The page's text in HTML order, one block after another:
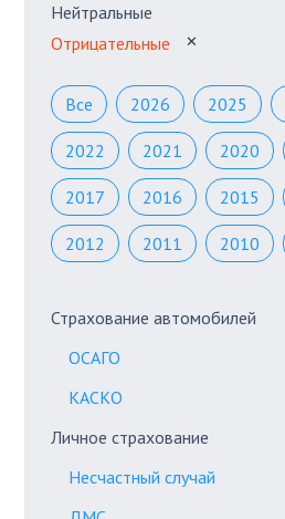
Нейтральные
Отрицательные
✕
Все 2026 2025
2022 2021 2020
2017 2016 2015
2012 2011 2010
Страхование автомобилей
ОСАГО
КАСКО
Личное страхование
Несчастный случай